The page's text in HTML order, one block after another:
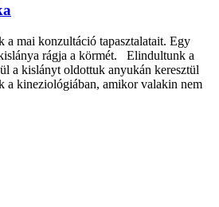
a mai konzultáció tapasztalatait. Egy
rágja a körmét. Elindultunk a
a kislányt oldottuk anyukán keresztül
a kineziológiában, amikor valakin nem